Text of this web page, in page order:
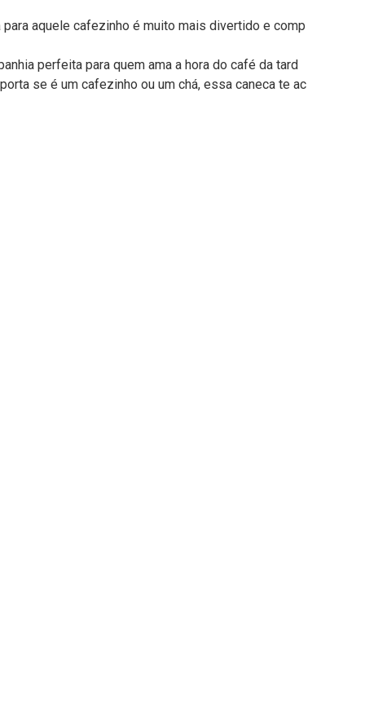
para aquele cafezinho é muito mais divertido e comp
perfeita para quem ama a hora do café da tard
se é um cafezinho ou um chá, essa caneca te ac